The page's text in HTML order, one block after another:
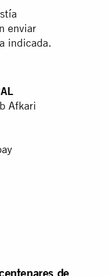
enviar
indicada.
Afkari
de